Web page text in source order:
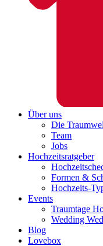
Über uns
Die
Team
Jobs
Hochzeitsratgeber
Formen &
Hochzeits-
Events
Traumtage
Wedding
Blog
Lovebox